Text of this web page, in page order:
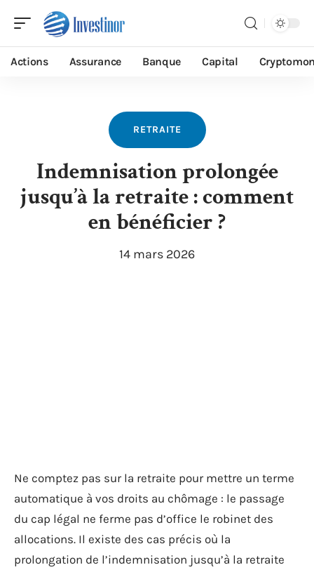
Actions Assurance Banque Capital
RETRAITE
Indemnisation prolongée
jusqu’à la retraite : comment
en bénéficier ?
14 mars 2026
Ne comptez pas sur la retraite pour mettre un terme
automatique à vos droits au chômage : le passage
du cap légal ne ferme pas d’office le robinet des
allocations. Il existe des cas précis où la
prolongation de l’indemnisation jusqu’à la retraite